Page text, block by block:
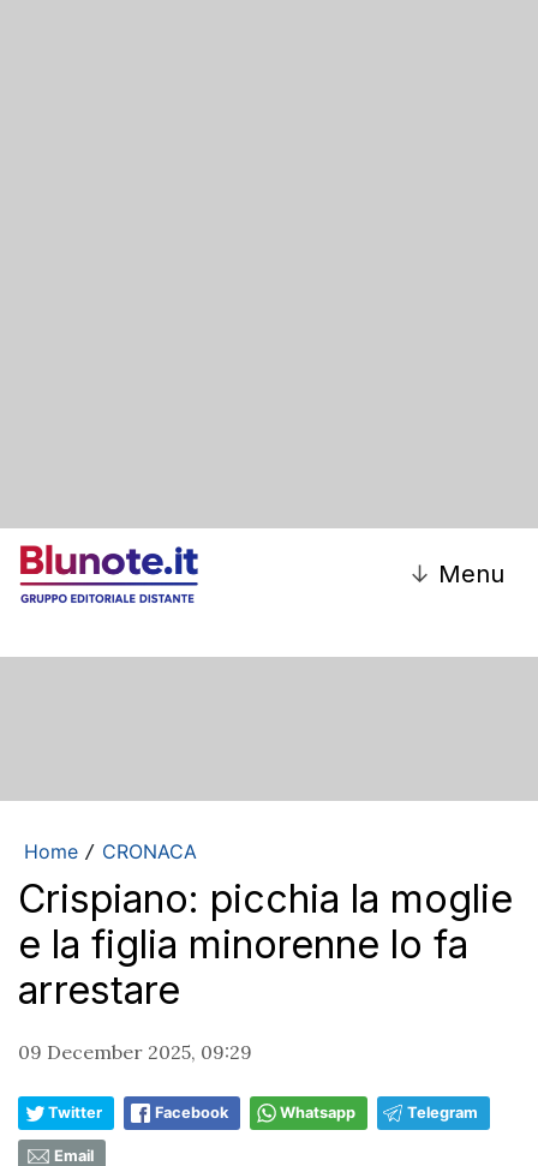
↓ Menu
Home / CRONACA
Crispiano: picchia la moglie
e la figlia minorenne lo fa
arrestare
09 December 2025, 09:29
Twitter Facebook Whatsapp Telegram
Email